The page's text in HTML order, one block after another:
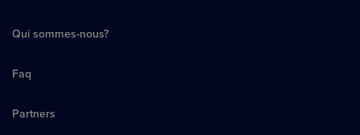
Qui sommes-nous?
Faq
Partners